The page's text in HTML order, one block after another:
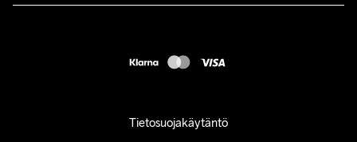
Tietosuojakäytäntö